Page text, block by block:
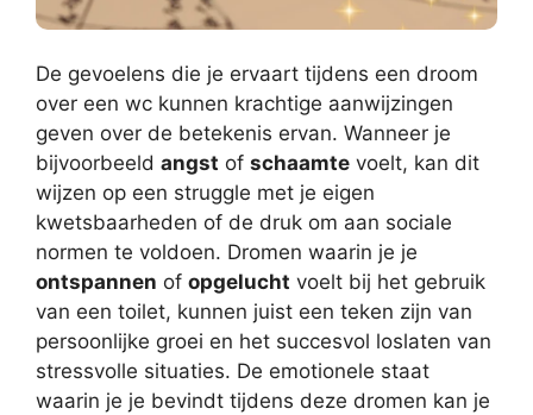
De gevoelens die je ervaart tijdens een droom
over een wc kunnen krachtige aanwijzingen
geven over de betekenis ervan. Wanneer je
bijvoorbeeld angst of schaamte voelt, kan dit
wijzen op een struggle met je eigen
kwetsbaarheden of de druk om aan sociale
normen te voldoen. Dromen waarin je je
ontspannen of opgelucht voelt bij het gebruik
van een toilet, kunnen juist een teken zijn van
persoonlijke groei en het succesvol loslaten van
stressvolle situaties. De emotionele staat
waarin je je bevindt tijdens deze dromen kan je